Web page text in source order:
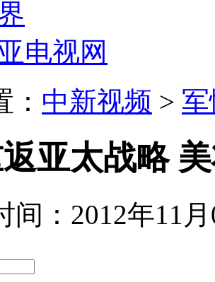
电视网
中新视频 >
亚太战略
间：2012年11